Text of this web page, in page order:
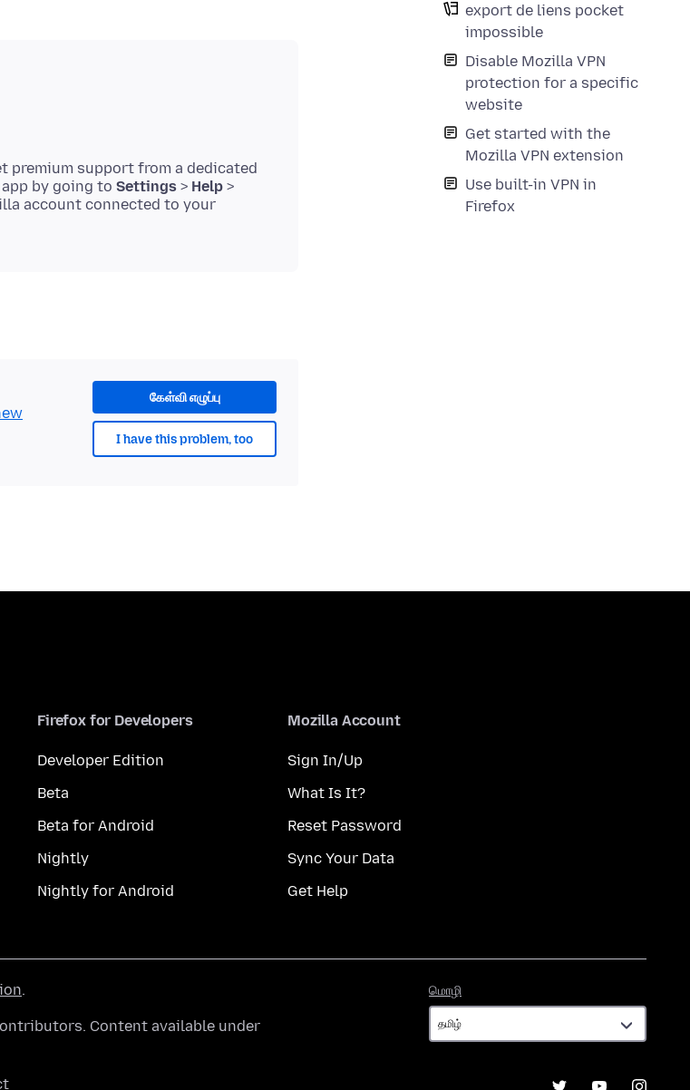
export de liens pocket
impossible
Disable Mozilla VPN
protection for a specific
website
Get started with the
Mozilla VPN extension
Use built-in VPN in
Firefox
premium support from a dedicated
by going to Settings > Help >
account connected to your
கேள்வி எழுப்பு
I have this problem, too
Firefox for Developers
Developer Edition
Beta
Beta for Android
Nightly
Nightly for Android
Mozilla Account
Sign In/Up
What Is It?
Reset Password
Sync Your Data
Get Help
மொழி
.
Content available under